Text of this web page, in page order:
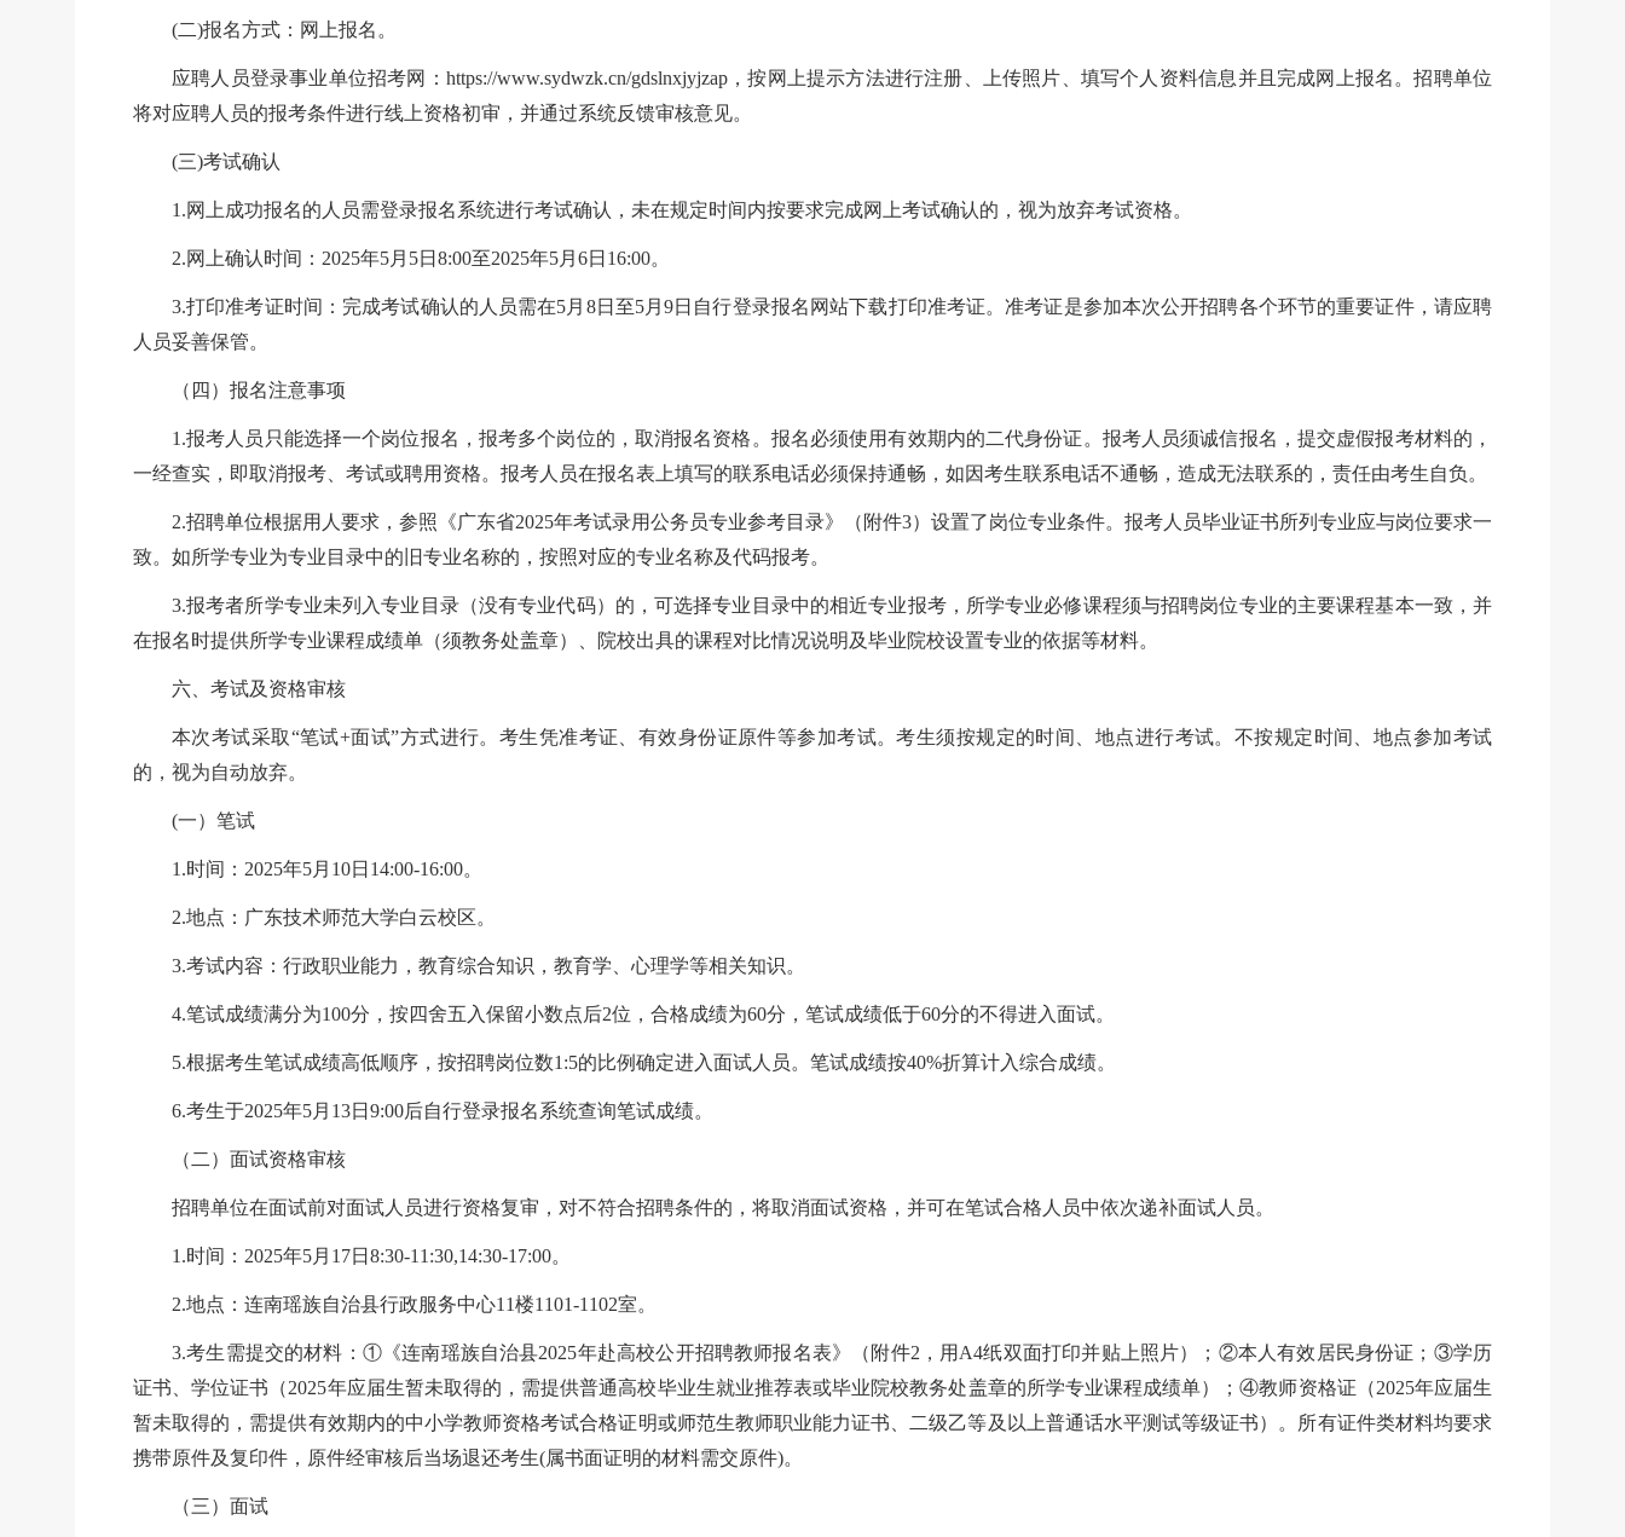
(二)报名方式：网上报名。
应聘人员登录事业单位招考网： https://www.sydwzk.cn/gdslnxjyjzap，按网上提示方法进行注册、上传照片、填写个人资料信息并且完成网上报名。招聘单位
将对应聘人员的报考条件进行线上资格初审，并通过系统反馈审核意见。
(三)考试确认
1.网上成功报名的人员需登录报名系统进行考试确认，未在规定时间内按要求完成网上考试确认的，视为放弃考试资格。
2.网上确认时间：2025年5月5日8:00至2025年5月6日16:00。
3.打印准考证时间：完成考试确认的人员需在5月8日至5月9日自行登录报名网站下载打印准考证。准考证是参加本次公开招聘各个环节的重要证件，请应聘
人员妥善保管。
（四）报名注意事项
1.报考人员只能选择一个岗位报名，报考多个岗位的，取消报名资格。报名必须使用有效期内的二代身份证。报考人员须诚信报名，提交虚假报考材料的，
一经查实，即取消报考、考试或聘用资格。报考人员在报名表上填写的联系电话必须保持通畅，如因考生联系电话不通畅，造成无法联系的，责任由考生自负。
2.招聘单位根据用人要求，参照《广东省2025年考试录用公务员专业参考目录》（附件3）设置了岗位专业条件。报考人员毕业证书所列专业应与岗位要求一
致。如所学专业为专业目录中的旧专业名称的，按照对应的专业名称及代码报考。
3.报考者所学专业未列入专业目录（没有专业代码）的，可选择专业目录中的相近专业报考，所学专业必修课程须与招聘岗位专业的主要课程基本一致，并
在报名时提供所学专业课程成绩单（须教务处盖章）、院校出具的课程对比情况说明及毕业院校设置专业的依据等材料。
六、考试及资格审核
本次考试采取“笔试+面试”方式进行。考生凭准考证、有效身份证原件等参加考试。考生须按规定的时间、地点进行考试。不按规定时间、地点参加考试
的，视为自动放弃。
(一）笔试
1.时间：2025年5月10日14:00-16:00。
2.地点：广东技术师范大学白云校区。
3.考试内容：行政职业能力，教育综合知识，教育学、心理学等相关知识。
4.笔试成绩满分为100分，按四舍五入保留小数点后2位，合格成绩为60分，笔试成绩低于60分的不得进入面试。
5.根据考生笔试成绩高低顺序，按招聘岗位数1:5的比例确定进入面试人员。笔试成绩按40%折算计入综合成绩。
6.考生于2025年5月13日9:00后自行登录报名系统查询笔试成绩。
（二）面试资格审核
招聘单位在面试前对面试人员进行资格复审，对不符合招聘条件的，将取消面试资格，并可在笔试合格人员中依次递补面试人员。
1.时间：2025年5月17日8:30-11:30,14:30-17:00。
2.地点：连南瑶族自治县行政服务中心11楼1101-1102室。
3.考生需提交的材料：①《连南瑶族自治县2025年赴高校公开招聘教师报名表》（附件2，用A4纸双面打印并贴上照片）；②本人有效居民身份证；③学历
证书、学位证书（2025年应届生暂未取得的，需提供普通高校毕业生就业推荐表或毕业院校教务处盖章的所学专业课程成绩单）；④教师资格证（2025年应届生
暂未取得的，需提供有效期内的中小学教师资格考试合格证明或师范生教师职业能力证书、二级乙等及以上普通话水平测试等级证书）。所有证件类材料均要求
携带原件及复印件，原件经审核后当场退还考生(属书面证明的材料需交原件)。
（三）面试